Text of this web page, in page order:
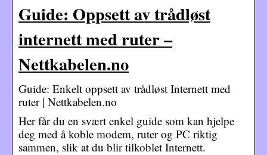
Guide: Oppsett av trådløst
internett med ruter –
Nettkabelen.no
Guide: Enkelt oppsett av trådløst Internett med
ruter | Nettkabelen.no
Her får du en svært enkel guide som kan hjelpe
deg med å koble modem, ruter og PC riktig
sammen, slik at du blir tilkoblet Internett.